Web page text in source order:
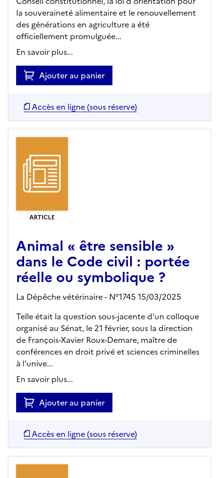
la souveraineté alimentaire et le renouvellement
des générations en agriculture a été
officiellement promulguée...
En savoir plus...
Ajouter au panier
Accès en ligne (sous réserve)
ARTICLE
Animal « être sensible »
dans le Code civil : portée
réelle ou symbolique ?
La Dépêche vétérinaire - N°1745 15/03/2025
Telle était la question sous-jacente d'un colloque
organisé au Sénat, le 21 février, sous la direction
de François-Xavier Roux-Demare, maître de
conférences en droit privé et sciences criminelles
à l'unive...
En savoir plus...
Ajouter au panier
Accès en ligne (sous réserve)